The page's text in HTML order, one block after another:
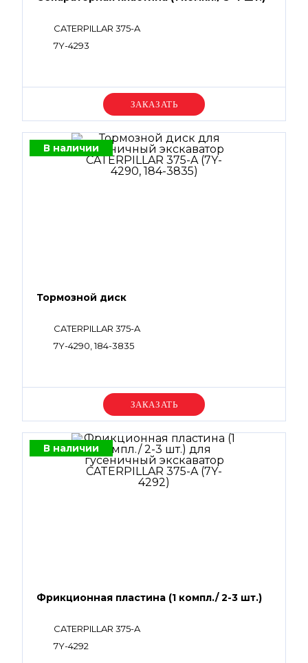
CATERPILLAR 375-A
7Y-4293
Уточняйте цену
В наличии
Тормозной диск
CATERPILLAR 375-A
7Y-4290, 184-3835
Уточняйте цену
В наличии
Фрикционная пластина (1 компл./ 2-3 шт.)
CATERPILLAR 375-A
7Y-4292